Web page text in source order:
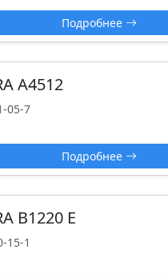
Подробнее
A4512
05-7
Подробнее
B1220 E
15-1